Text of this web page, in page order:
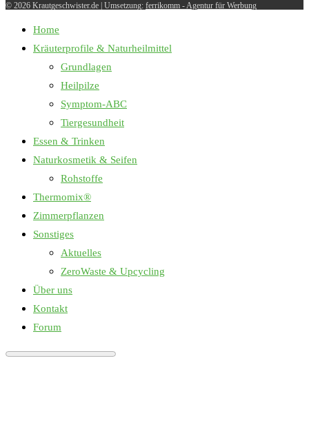
© 2026 Krautgeschwister.de Umsetzung: ferrikomm - Agentur für Werbung
Home
Kräuterprofile & Naturheilmittel
Grundlagen
Heilpilze
Symptom-ABC
Tiergesundheit
Essen & Trinken
Naturkosmetik & Seifen
Rohstoffe
Thermomix®
Zimmerpflanzen
Sonstiges
Aktuelles
ZeroWaste & Upcycling
Über uns
Kontakt
Forum